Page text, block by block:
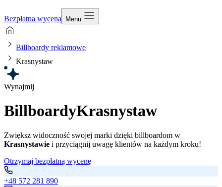
Bezpłatna wycena Menu
Billboardy reklamowe
Krasnystaw
Wynajmij
BillboardyKrasnystaw
Zwiększ widoczność swojej marki dzięki billboardom w
Krasnystawie i przyciągnij uwagę klientów na każdym kroku!
Otrzymaj bezpłatną wycenę
+48 572 281 890